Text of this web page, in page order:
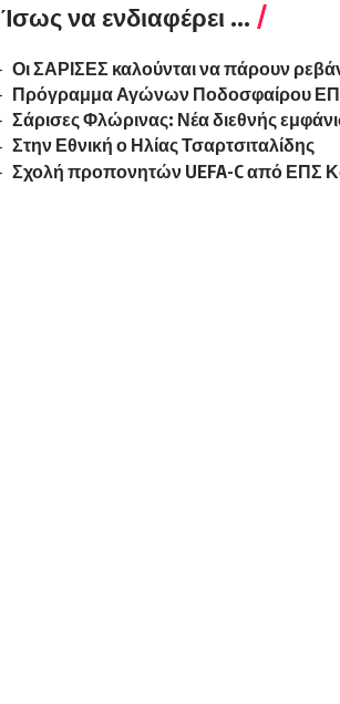
Ίσως να ενδιαφέρει ...
Οι ΣΑΡΙΣΕΣ καλούνται να πάρουν
Πρόγραμμα Αγώνων Ποδοσφαίρου
Σάρισες Φλώρινας: Νέα διεθνής
Στην Εθνική ο Ηλίας Τσαρτσιταλίδης
Σχολή προπονητών UEFA-C από ΕΠΣ